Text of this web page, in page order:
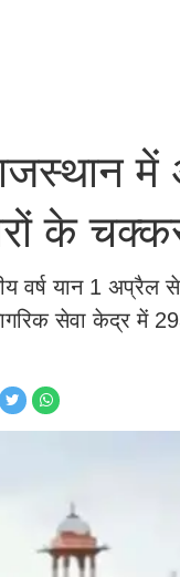
में
के
वर्ष यान 1
सेवा केद्र में